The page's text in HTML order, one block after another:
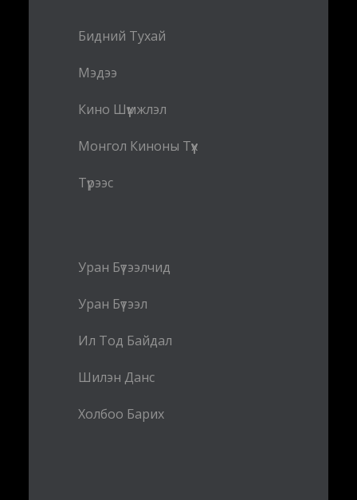
Бидний Тухай
Мэдээ
Кино Шүүмжлэл
Монгол Киноны Түүх
Түрээс
Уран Бүтээлчид
Уран Бүтээл
Ил Тод Байдал
Шилэн Данс
Холбоо Барих